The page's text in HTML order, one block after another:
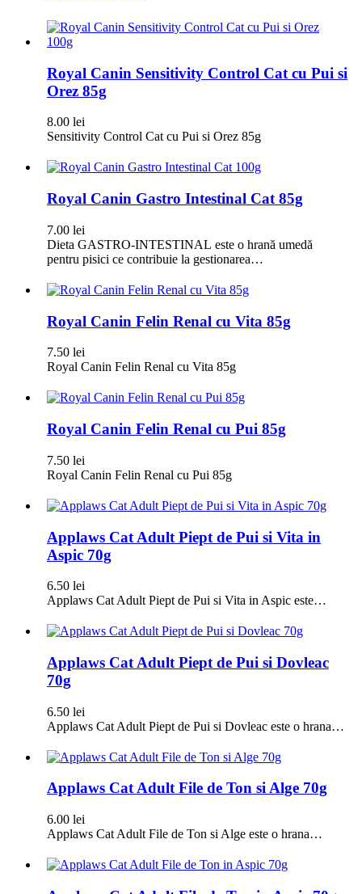
Royal Canin Sensitivity Control Cat cu Pui si
Orez 85g
8.00 lei
Sensitivity Control Cat cu Pui si Orez 85g
Royal Canin Gastro Intestinal Cat 85g
7.00 lei
Dieta GASTRO-INTESTINAL este o hrană umedă
pentru pisici ce contribuie la gestionarea…
Royal Canin Felin Renal cu Vita 85g
7.50 lei
Royal Canin Felin Renal cu Vita 85g
Royal Canin Felin Renal cu Pui 85g
7.50 lei
Royal Canin Felin Renal cu Pui 85g
Applaws Cat Adult Piept de Pui si Vita in
Aspic 70g
6.50 lei
Applaws Cat Adult Piept de Pui si Vita in Aspic este…
Applaws Cat Adult Piept de Pui si Dovleac
70g
6.50 lei
Applaws Cat Adult Piept de Pui si Dovleac este o hrana…
Applaws Cat Adult File de Ton si Alge 70g
6.00 lei
Applaws Cat Adult File de Ton si Alge este o hrana…